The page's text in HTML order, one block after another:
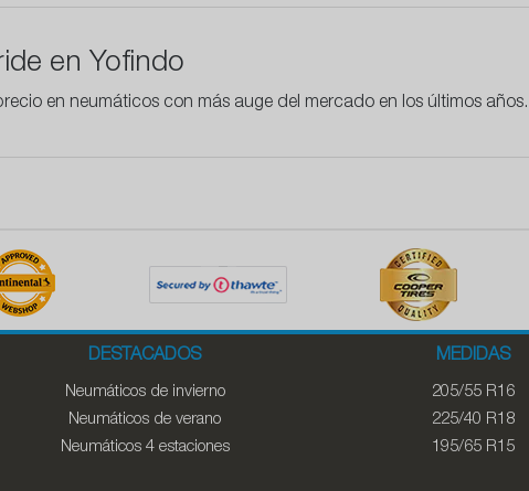
en Yofindo
en neumáticos con más auge del mercado en los últimos años.
DESTACADOS
Neumáticos de invierno
Neumáticos de verano
Neumáticos 4 estaciones
MEDIDAS
205/55 R16
225/40 R18
195/65 R15